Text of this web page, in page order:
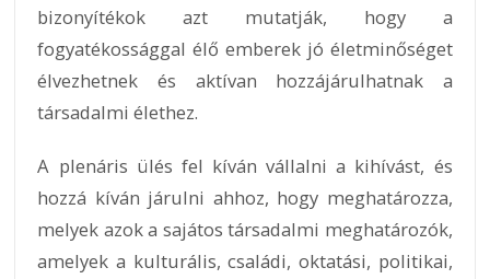
bizonyítékok azt mutatják, hogy a
fogyatékossággal élő emberek jó életminőséget
élvezhetnek és aktívan hozzájárulhatnak a
társadalmi élethez.
A plenáris ülés fel kíván vállalni a kihívást, és
hozzá kíván járulni ahhoz, hogy meghatározza,
melyek azok a sajátos társadalmi meghatározók,
amelyek a kulturális, családi, oktatási, politikai,